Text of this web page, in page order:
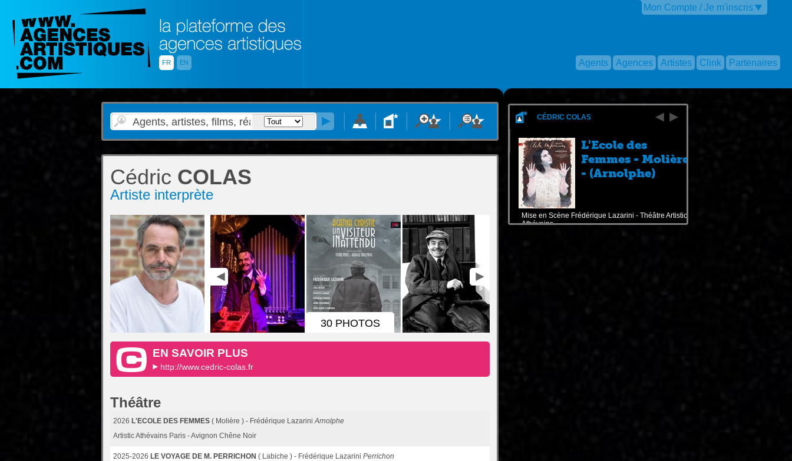
FR EN
Mon Compte / Je m'inscris
Agents Agences Artistes Clink Partenaires
Cédric COLAS
Artiste interprète
30 PHOTOS
EN SAVOIR PLUS
http://www.cedric-colas.fr
Théâtre
2026 L'ECOLE DES FEMMES ( Molière ) - Frédérique LazariniArnolphe
Artistic Athévains Paris - Avignon Chêne Noir
2025-2026 LE VOYAGE DE M. PERRICHON ( Labiche ) - Frédérique Lazarini Perrichon
CÉDRIC COLAS
L'Ecole des
Femmes - Molière
- (Arnolphe)
Mise en Scène Frédérique Lazarini - Théâtre Artistic
Athévains ...